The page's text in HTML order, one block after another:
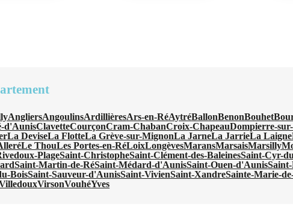
AngliersAngoulinsArdillièresArs-en-RéAytréBallonBenonBouhet
d'AunisClavetteCourçonCram-ChabanCroix-ChapeauDompierre-
La DeviseLa FlotteLa Grève-sur-MignonLa JarneLa JarrieLa Laigne
Le ThouLes Portes-en-RéLoixLongèvesMaransMarsaisMarsilly
PlageSaint-ChristopheSaint-Clément-des-BaleinesSaint-Cyr-
Saint-Martin-de-RéSaint-Médard-d'AunisSaint-Ouen-d'Aunis
BoisSaint-Sauveur-d'AunisSaint-VivienSaint-XandreSainte-Marie-
VirsonVouhéYves